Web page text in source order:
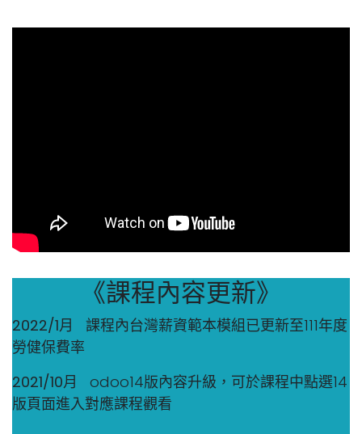
《課程內容更新》
2022/1月
課程內台灣薪資範本模組已更新至111年度
勞健保費率
2021/10月
odoo14版內容升級，可於課程中點選14
版頁面進入對應課程觀看